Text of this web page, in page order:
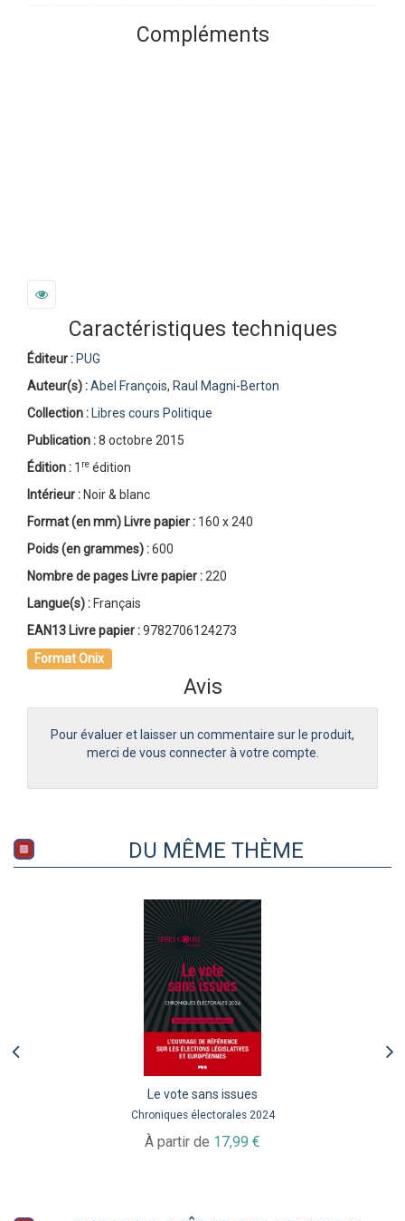
Compléments
Caractéristiques techniques
Éditeur : PUG
Auteur(s) :Abel François, Raul Magni-Berton
Collection : Libres cours Politique
Publication :8 octobre 2015
Édition : 1 re édition
Intérieur : Noir & blanc
Format (en mm) Livre papier : 160 x 240
Poids (en grammes) :600
Nombre de pages Livre papier :220
Langue(s) : Français
EAN13 Livre papier :9782706124273
Format Onix
Avis
Pour évaluer et laisser un commentaire sur le produit,
merci de vous connecter à votre compte.
DU MÊME THÈME
Le vote sans issues
Chroniques électorales 2024
À partir de 17,99 €